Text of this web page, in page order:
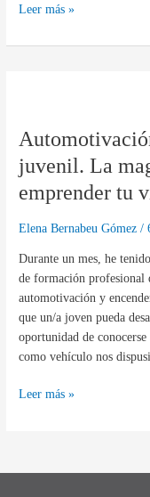
Leer más »
juvenil. La
emprender tu
Elena Bernabeu Gómez/
Durante un mes, he
de formación profesional
automotivación y
que un/a joven pueda
oportunidad de
como vehículo nos
emprendimiento
La
magia
conocerte
y
emprender
personal
Leer más »